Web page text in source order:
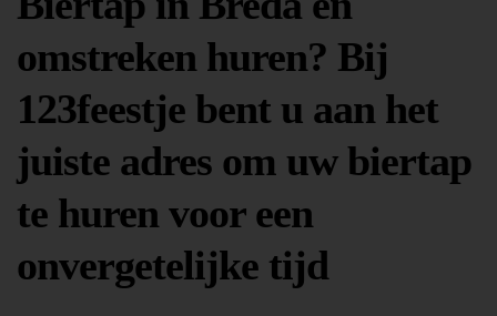
omstreken huren? Bij
123feestje bent u aan het
juiste adres om uw biertap
te huren voor een
onvergetelijke tijd